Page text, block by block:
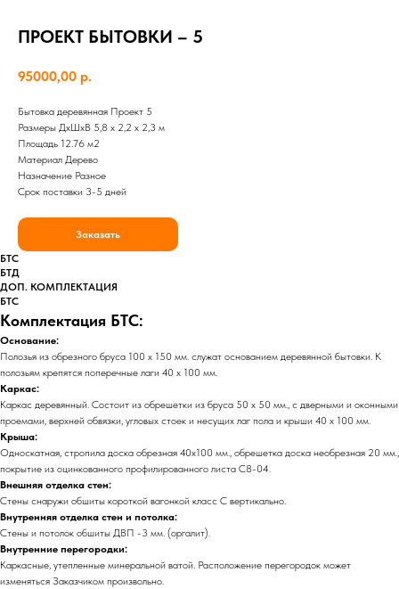
ПРОЕКТ БЫТОВКИ – 5
95000,00 р.
Бытовка деревянная Проект 5
Размеры ДхШхВ 5,8 х 2,2 х 2,3 м
Площадь 12.76 м2
Материал Дерево
Назначение Разное
Срок поставки 3-5 дней
Заказать
БТС
БТД
ДОП. КОМПЛЕКТАЦИЯ
БТС
Комплектация БТС:
Основание:
Полозья из обрезного бруса 100 х 150 мм. служат основанием деревянной бытовки. К
полозьям крепятся поперечные лаги 40 х 100 мм.
Каркас:
Каркас деревянный. Состоит из обрешетки из бруса 50 х 50 мм., с дверными и оконными
проемами, верхней обвязки, угловых стоек и несущих лаг пола и крыши 40 х 100 мм.
Крыша:
Односкатная, стропила доска обрезная 40х100 мм., обрешетка доска необрезная 20 мм.,
покрытие из оцинкованного профилированного листа С8-04.
Внешняя отделка стен:
Стены снаружи обшиты короткой вагонкой класс С вертикально.
Внутренняя отделка стен и потолка:
Стены и потолок обшиты ДВП -3 мм. (оргалит).
Внутренние перегородки:
Каркасные, утепленные минеральной ватой. Расположение перегородок может
изменяться Заказчиком произвольно.